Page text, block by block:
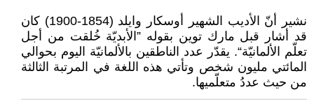
نشير أنّ الأديب الشهير أوسكار وايلد (1854-1900) كان
قد أشار قبل مارك توين بقوله ”الأبديّة خُلقت من أجل
تعلّم الألمانيّة“. يقدّر عدد الناطقين بالألمانيّة اليوم بحوالي
المائتي مليون شخص وتأتي هذه اللغة في المرتبة الثالثة
من حيث عددُ متعلّميها.